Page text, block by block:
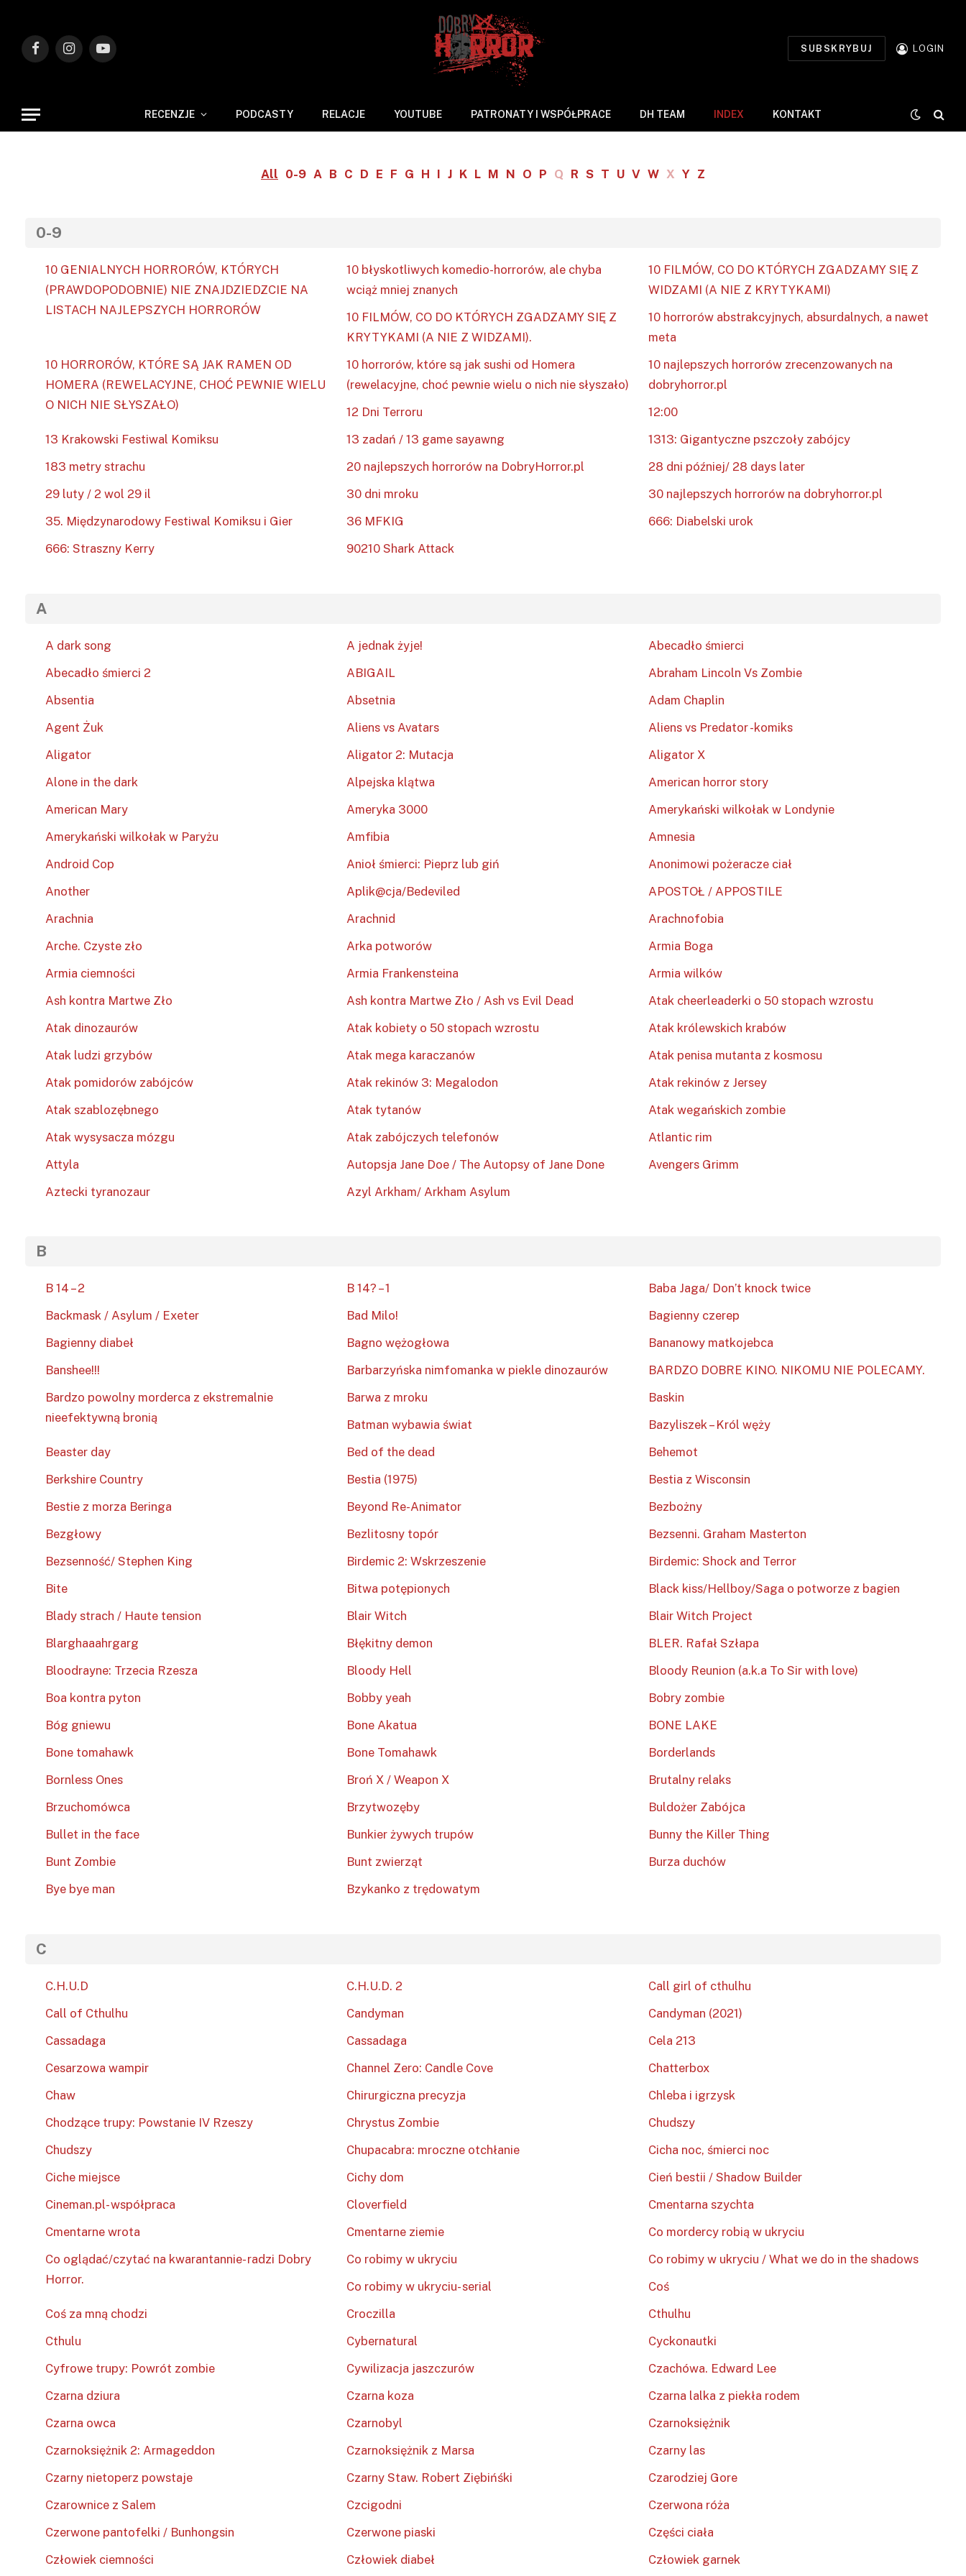
FacebookInstagramYouTube
SUBSKRYBUJ LOGIN
RECENZJE PODCASTY RELACJE YOUTUBE PATRONATY I WSPÓŁPRACE DH TEAM INDEX KONTAKT
All 0-9 A B C D E F G H I J K L M N O P Q R S T U V W X Y Z
0-9
10 GENIALNYCH HORRORÓW, KTÓRYCH
(PRAWDOPODOBNIE) NIE ZNAJDZIEDZCIE NA
LISTACH NAJLEPSZYCH HORRORÓW
10 błyskotliwych komedio-horrorów, ale chyba
wciąż mniej znanych
10 FILMÓW, CO DO KTÓRYCH ZGADZAMY SIĘ Z
WIDZAMI (A NIE Z KRYTYKAMI)
10 FILMÓW, CO DO KTÓRYCH ZGADZAMY SIĘ Z
KRYTYKAMI (A NIE Z WIDZAMI).
10 horrorów abstrakcyjnych, absurdalnych, a nawet
meta
10 HORRORÓW, KTÓRE SĄ JAK RAMEN OD
HOMERA (REWELACYJNE, CHOĆ PEWNIE WIELU
O NICH NIE SŁYSZAŁO)
10 horrorów, które są jak sushi od Homera
(rewelacyjne, choć pewnie wielu o nich nie słyszało)
10 najlepszych horrorów zrecenzowanych na
dobryhorror.pl
12 Dni Terroru
12:00
13 Krakowski Festiwal Komiksu
13 zadań / 13 game sayawng
1313: Gigantyczne pszczoły zabójcy
183 metry strachu
20 najlepszych horrorów na DobryHorror.pl
28 dni później/ 28 days later
29 luty / 2 wol 29 il
30 dni mroku
30 najlepszych horrorów na dobryhorror.pl
35. Międzynarodowy Festiwal Komiksu i Gier
36 MFKIG
666: Diabelski urok
666: Straszny Kerry
90210 Shark Attack
A
A dark song A jednak żyje!
Abecadło śmierci
Abecadło śmierci 2
ABIGAIL
Abraham Lincoln Vs Zombie
Absentia
Absetnia
Adam Chaplin
Agent Żuk
Aliens vs Avatars
Aliens vs Predator -komiks
Aligator
Aligator 2: Mutacja
Aligator X
Alone in the dark
Alpejska klątwa
American horror story
American Mary
Ameryka 3000
Amerykański wilkołak w Londynie
Amerykański wilkołak w Paryżu
Amfibia
Amnesia
Android Cop
Anioł śmierci: Pieprz lub giń
Anonimowi pożeracze ciał
Another
Aplik@cja/Bedeviled
APOSTOŁ / APPOSTILE
Arachnia
Arachnid
Arachnofobia
Arche. Czyste zło
Arka potworów
Armia Boga
Armia ciemności
Armia Frankensteina
Armia wilków
Ash kontra Martwe Zło
Ash kontra Martwe Zło / Ash vs Evil Dead
Atak cheerleaderki o 50 stopach wzrostu
Atak dinozaurów
Atak kobiety o 50 stopach wzrostu
Atak królewskich krabów
Atak ludzi grzybów
Atak mega karaczanów
Atak penisa mutanta z kosmosu
Atak pomidorów zabójców
Atak rekinów 3: Megalodon
Atak rekinów z Jersey
Atak szablozębnego
Atak tytanów
Atak wegańskich zombie
Atak wysysacza mózgu
Atak zabójczych telefonów
Atlantic rim
Attyla
Autopsja Jane Doe / The Autopsy of Jane Done
Avengers Grimm
Aztecki tyranozaur
Azyl Arkham/ Arkham Asylum
B
B 14 – 2 B 14? – 1
Baba Jaga/ Don’t knock twice
Backmask / Asylum / Exeter
Bad Milo!
Bagienny czerep
Bagienny diabeł
Bagno wężogłowa
Bananowy matkojebca
Banshee!!!
Barbarzyńska nimfomanka w piekle dinozaurów
BARDZO DOBRE KINO. NIKOMU NIE POLECAMY.
Bardzo powolny morderca z ekstremalnie
nieefektywną bronią
Barwa z mroku
Baskin
Batman wybawia świat
Bazyliszek – Król węży
Beaster day
Bed of the dead
Behemot
Berkshire Country
Bestia (1975)
Bestia z Wisconsin
Bestie z morza Beringa
Beyond Re-Animator
Bezbożny
Bezgłowy
Bezlitosny topór
Bezsenni. Graham Masterton
Bezsenność/ Stephen King
Birdemic 2: Wskrzeszenie
Birdemic: Shock and Terror
Bite
Bitwa potępionych
Black kiss/Hellboy/Saga o potworze z bagien
Blady strach / Haute tension
Blair Witch
Blair Witch Project
Blarghaaahrgarg
Błękitny demon
BLER. Rafał Szłapa
Bloodrayne: Trzecia Rzesza
Bloody Hell
Bloody Reunion (a.k.a To Sir with love)
Boa kontra pyton
Bobby yeah
Bobry zombie
Bóg gniewu
Bone Akatua
BONE LAKE
Bone tomahawk
Bone Tomahawk
Borderlands
Bornless Ones
Broń X / Weapon X
Brutalny relaks
Brzuchomówca
Brzytwozęby
Buldożer Zabójca
Bullet in the face
Bunkier żywych trupów
Bunny the Killer Thing
Bunt Zombie
Bunt zwierząt
Burza duchów
Bye bye man
Bzykanko z trędowatym
C
C.H.U.D C.H.U.D. 2
Call girl of cthulhu
Call of Cthulhu
Candyman
Candyman (2021)
Cassadaga
Cassadaga
Cela 213
Cesarzowa wampir
Channel Zero: Candle Cove
Chatterbox
Chaw
Chirurgiczna precyzja
Chleba i igrzysk
Chodzące trupy: Powstanie IV Rzeszy
Chrystus Zombie
Chudszy
Chudszy
Chupacabra: mroczne otchłanie
Cicha noc, śmierci noc
Ciche miejsce
Cichy dom
Cień bestii / Shadow Builder
Cineman.pl- współpraca
Cloverfield
Cmentarna szychta
Cmentarne wrota
Cmentarne ziemie
Co mordercy robią w ukryciu
Co oglądać/czytać na kwarantannie- radzi Dobry
Horror.
Co robimy w ukryciu
Co robimy w ukryciu / What we do in the shadows
Co robimy w ukryciu- serial
Coś
Coś za mną chodzi
Croczilla
Cthulhu
Cthulu
Cybernatural
Cyckonautki
Cyfrowe trupy: Powrót zombie
Cywilizacja jaszczurów
Czachówa. Edward Lee
Czarna dziura
Czarna koza
Czarna lalka z piekła rodem
Czarna owca
Czarnobyl
Czarnoksiężnik
Czarnoksiężnik 2: Armageddon
Czarnoksiężnik z Marsa
Czarny las
Czarny nietoperz powstaje
Czarny Staw. Robert Ziębińśki
Czarodziej Gore
Czarownice z Salem
Czcigodni
Czerwona róża
Czerwone pantofelki / Bunhongsin
Czerwone piaski
Części ciała
Człowiek ciemności
Człowiek diabeł Człowiek garnek